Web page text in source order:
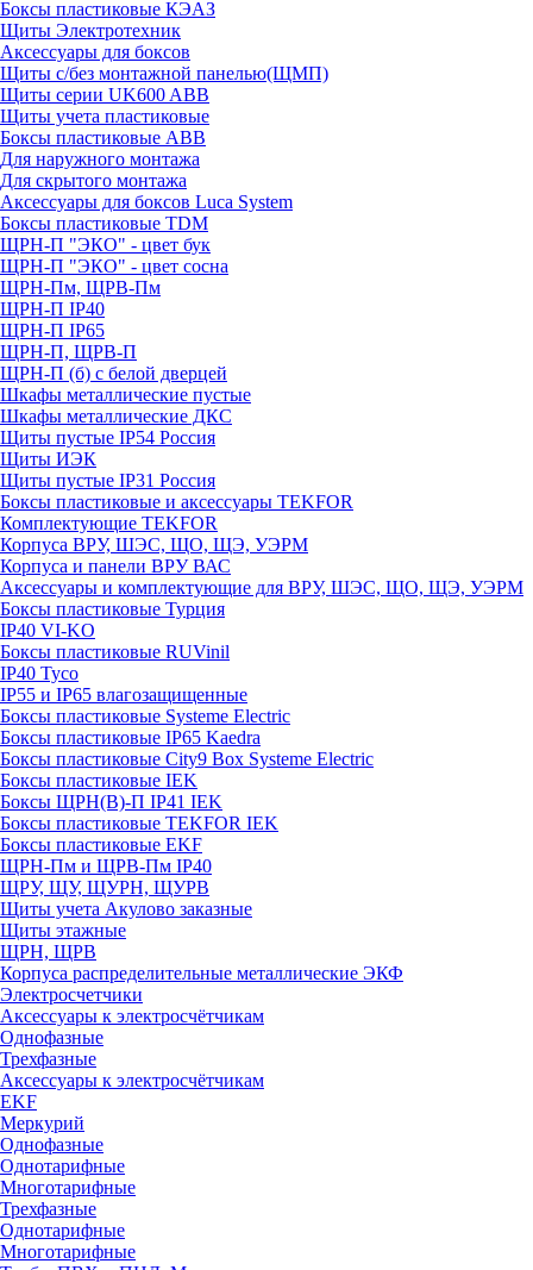
Боксы пластиковые КЭАЗ
Щиты Электротехник
Аксессуары для боксов
Щиты с/без монтажной панелью(ЩМП)
Щиты серии UK600 ABB
Щиты учета пластиковые
Боксы пластиковые ABB
Для наружного монтажа
Для скрытого монтажа
Аксессуары для боксов Luca System
Боксы пластиковые TDM
ЩРН-П "ЭКО" - цвет бук
ЩРН-П "ЭКО" - цвет сосна
ЩРН-Пм, ЩРВ-Пм
ЩРН-П IP40
ЩРН-П IP65
ЩРН-П, ЩРВ-П
ЩРН-П (б) с белой дверцей
Шкафы металлические пустые
Шкафы металлические ДКС
Щиты пустые IP54 Россия
Щиты ИЭК
Щиты пустые IP31 Россия
Боксы пластиковые и аксессуары TEKFOR
Комплектующие TEKFOR
Корпуса ВРУ, ШЭС, ЩО, ЩЭ, УЭРМ
Корпуса и панели ВРУ ВАС
Аксессуары и комплектующие для ВРУ, ШЭС, ЩО, ЩЭ, УЭРМ
Боксы пластиковые Турция
IP40 VI-KO
Боксы пластиковые RUVinil
IP40 Тусо
IP55 и IP65 влагозащищенные
Боксы пластиковые Systeme Electric
Боксы пластиковые IP65 Kaedra
Боксы пластиковые City9 Box Systeme Electric
Боксы пластиковые IEK
Боксы ЩРН(В)-П IP41 IEK
Боксы пластиковые TEKFOR IEK
Боксы пластиковые EKF
ЩРН-Пм и ЩРВ-Пм IP40
ЩРУ, ЩУ, ЩУРН, ЩУРВ
Щиты учета Акулово заказные
Щиты этажные
ЩРН, ЩРВ
Корпуса распределительные металлические ЭКФ
Электросчетчики
Аксессуары к электросчётчикам
Однофазные
Трехфазные
Аксессуары к электросчётчикам
EKF
Меркурий
Однофазные
Однотарифные
Многотарифные
Трехфазные
Однотарифные
Многотарифные